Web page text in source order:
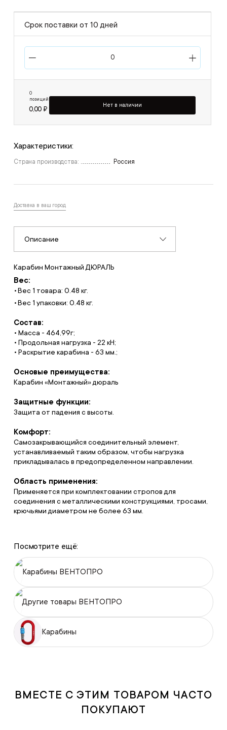
Срок поставки от 10 дней
0
позиций
0,00 ₽
Нет в наличии
Характеристики:
Страна производства: Россия
Доставка в ваш город
Описание
Карабин Монтажный ДЮРАЛЬ
Вес:
Вес 1 товара: 0.48 кг.
Вес 1 упаковки: 0.48 кг.
Состав:
• Масса - 464,99г;
• Продольная нагрузка - 22 кН;
• Раскрытие карабина - 63 мм.;
Основые преимущества:
Карабин «Монтажный» дюраль
Защитные функции:
Защита от падения с высоты.
Комфорт:
Самозакрывающийся соединительный элемент,
устанавливаемый таким образом, чтобы нагрузка
прикладывалась в предопределенном направлении.
Область применения:
Применяется при комплектовании стропов для
соединения с металлическими конструкциями, тросами,
крючьями диаметром не более 63 мм.
Посмотрите ещё:
Карабины ВЕНТОПРО
Другие товары ВЕНТОПРО
Карабины
ВМЕСТЕ С ЭТИМ ТОВАРОМ ЧАСТО
ПОКУПАЮТ